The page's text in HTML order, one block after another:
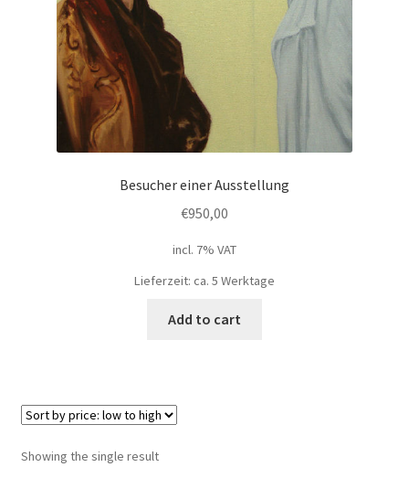
Geschenke
%Angebote%
Besucher einer Ausstellung
€950,00
incl. 7% VAT
Lieferzeit: ca. 5 Werktage
Add to cart
Showing the single result